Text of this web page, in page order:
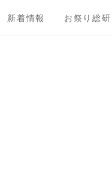
新着情報 お祭り総研